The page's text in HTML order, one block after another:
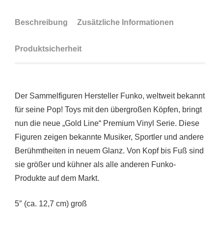
Beschreibung Zusätzliche Informationen
Produktsicherheit
Der Sammelfiguren Hersteller Funko, weltweit bekannt
für seine Pop! Toys mit den übergroßen Köpfen, bringt
nun die neue „Gold Line“ Premium Vinyl Serie. Diese
Figuren zeigen bekannte Musiker, Sportler und andere
Berühmtheiten in neuem Glanz. Von Kopf bis Fuß sind
sie größer und kühner als alle anderen Funko-
Produkte auf dem Markt.
5″ (ca. 12,7 cm) groß